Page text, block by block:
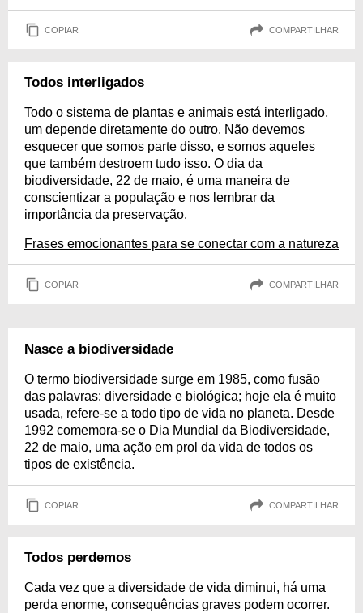
COPIAR COMPARTILHAR
Todos interligados
Todo o sistema de plantas e animais está interligado,
um depende diretamente do outro. Não devemos
esquecer que somos parte disso, e somos aqueles
que também destroem tudo isso. O dia da
biodiversidade, 22 de maio, é uma maneira de
conscientizar a população e nos lembrar da
importância da preservação.
Frases emocionantes para se conectar com a natureza
COPIAR COMPARTILHAR
Nasce a biodiversidade
O termo biodiversidade surge em 1985, como fusão
das palavras: diversidade e biológica; hoje ela é muito
usada, refere-se a todo tipo de vida no planeta. Desde
1992 comemora-se o Dia Mundial da Biodiversidade,
22 de maio, uma ação em prol da vida de todos os
tipos de existência.
COPIAR COMPARTILHAR
Todos perdemos
Cada vez que a diversidade de vida diminui, há uma
perda enorme, consequências graves podem ocorrer.